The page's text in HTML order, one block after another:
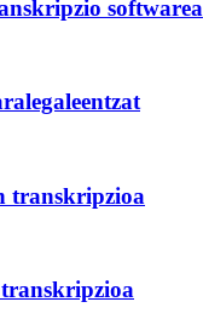
softwarea
transkripzioa